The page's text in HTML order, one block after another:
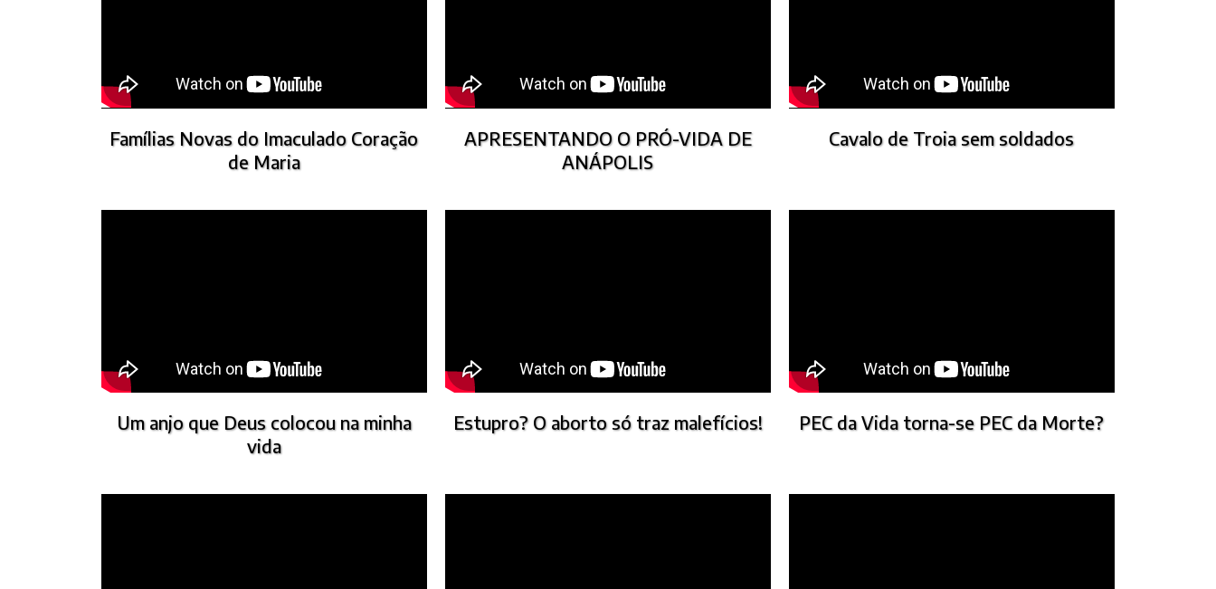
Famílias Novas do Imaculado Coração
de Maria
APRESENTANDO O PRÓ-VIDA DE
ANÁPOLIS
Cavalo de Troia sem soldados
Um anjo que Deus colocou na minha
vida
Estupro? O aborto só traz malefícios! PEC da Vida torna-se PEC da Morte?